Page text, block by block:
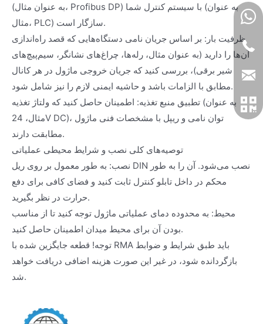
(به عنوان مثال، Profibus DP) با سیستم کنترل شما (به عنوان
مثال، PLC) سازگار است.
ظرفیت بار: بر اساس جریان نامی دستگاه‌هایی که قصد راه‌اندازی
آن‌ها را دارید (به عنوان مثال، رله‌ها، چراغ‌های نشانگر، سیم‌پیچ‌های
شیر برقی)، بررسی کنید که جریان خروجی ماژول در هر کانال
مطابق با الزامات باشد و حاشیه ایمنی لازم را نیز شامل شود.
تطبیق منبع تغذیه: اطمینان حاصل کنید که ولتاژ تغذیه (به عنوان
مثال، 24V DC)، توان نامی و ریپل با مشخصات فنی ماژول
مطابقت دارند.
توصیه‌های کلی نصب و شرایط محیطی عملیاتی
نصب: به طور معمول بر روی ریل DIN نصب می‌شود. آن را به طور
محکم در داخل تابلو کنترل ثابت کنید و فضای کافی برای دفع
حرارت در نظر بگیرید.
محیط: به محدوده دمای عملیاتی ماژول توجه کنید تا از مناسب
بودن آن برای محیط میدان اطمینان حاصل کنید.
توجه! قطعه جایگزین شده با RMA باید طبق شرایط و ضوابط
بازگردانده شود، در غیر این صورت هزینه اضافی دریافت خواهد
شد.